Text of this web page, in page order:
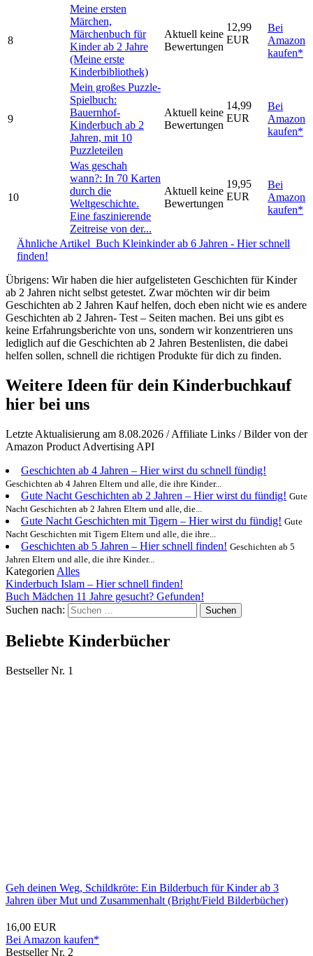
8
Meine ersten
Märchen,
Märchenbuch für
Kinder ab 2 Jahre
(Meine erste
Kinderbibliothek)
Aktuell keine
Bewertungen
12,99
EUR
Bei
Amazon
kaufen*
9
Mein großes Puzzle-
Spielbuch:
Bauernhof-
Kinderbuch ab 2
Jahren, mit 10
Puzzleteilen
Aktuell keine
Bewertungen
14,99
EUR
Bei
Amazon
kaufen*
10
Was geschah
wann?: In 70 Karten
durch die
Weltgeschichte.
Eine faszinierende
Zeitreise von der...
Aktuell keine
Bewertungen
19,95
EUR
Bei
Amazon
kaufen*
Ähnliche Artikel Buch Kleinkinder ab 6 Jahren - Hier schnell
finden!
Übrigens: Wir haben die hier aufgelisteten Geschichten für Kinder
ab 2 Jahren nicht selbst getestet. Zwar möchten wir dir beim
Geschichten ab 2 Jahren Kauf helfen, doch eben nicht wie es andere
Geschichten ab 2 Jahren- Test – Seiten machen. Bei uns gibt es
keine Erfahrungsberichte von uns, sondern wir konzentrieren uns
lediglich auf die Geschichten ab 2 Jahren Bestenlisten, die dabei
helfen sollen, schnell die richtigen Produkte für dich zu finden.
Weitere Ideen für dein Kinderbuchkauf
hier bei uns
Letzte Aktualisierung am 8.08.2026 / Affiliate Links / Bilder von der
Amazon Product Advertising API
Geschichten ab 4 Jahren – Hier wirst du schnell fündig!
Geschichten ab 4 Jahren Eltern und alle, die ihre Kinder...
Gute Nacht Geschichten ab 2 Jahren – Hier wirst du fündig! Gute
Nacht Geschichten ab 2 Jahren Eltern und alle, die...
Gute Nacht Geschichten mit Tigern – Hier wirst du fündig! Gute
Nacht Geschichten mit Tigern Eltern und alle, die ihre...
Geschichten ab 5 Jahren – Hier schnell finden! Geschichten ab 5
Jahren Eltern und alle, die ihre Kinder...
Kategorien Alles
Kinderbuch Islam – Hier schnell finden!
Buch Mädchen 11 Jahre gesucht? Gefunden!
Suchen nach:
Beliebte Kinderbücher
Bestseller Nr. 1
Geh deinen Weg, Schildkröte: Ein Bilderbuch für Kinder ab 3
Jahren über Mut und Zusammenhalt (Bright/Field Bilderbücher)
16,00 EUR
Bei Amazon kaufen*
Bestseller Nr. 2